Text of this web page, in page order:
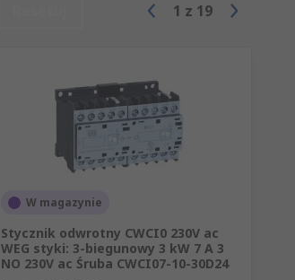
1 z 19
W magazynie
Stycznik odwrotny CWCI0 230V ac
WEG styki: 3-biegunowy 3 kW 7 A 3
NO 230V ac Śruba CWCI07-10-30D24